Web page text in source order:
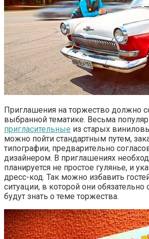
Приглашения на торжество должно
выбранной тематике. Весьма
пригласительные из старых
можно пойти стандартным путем,
типографии, предварительно
дизайнером. В приглашениях
планируется не простое гулянье, и
дресс-код. Так можно избавить
ситуации, в которой они обязательно
будут знать о теме торжества.